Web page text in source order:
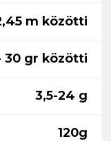
m közötti
30 gr közötti
3,5-24 g
120g